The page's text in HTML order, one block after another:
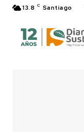
13.8 C Santiago